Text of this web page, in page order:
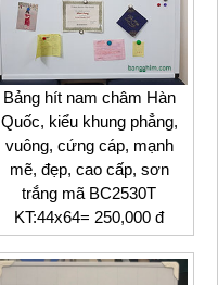
Bảng hít nam châm Hàn
Quốc, kiểu khung phẳng,
vuông, cứng cáp, mạnh
mẽ, đẹp, cao cấp, sơn
trắng mã BC2530T
KT:44x64= 250,000 đ